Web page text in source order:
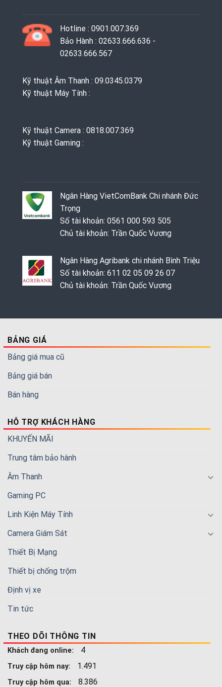
Hotline : 0901.007.369
Bảo Hành : 02633.666.636 -
02633.666.567
Kỹ thuật Âm Thanh : 09.0345.0379
Kỹ thuật Máy Tính :
Kỹ thuật Camera : 0818.007.369
Kỹ thuật Gaming ‭: ‬
Ngân Hàng VietComBank Chi nhánh Đức
Trọng
Số tài khoản: 0561 000 593 505
Chủ tài khoản: Trần Quốc Vương
Ngân Hàng Agribank chi nhánh Bình Triệu
Số tài khoản: 611 02 05 09 26 07
Chủ tài khoản: Trần Quốc Vương
BẢNG GIÁ
Bảng giá mua cũ
Bảng giá bán
Bán hàng
HỖ TRỢ KHÁCH HÀNG
KHUYẾN MÃI
Trung tâm bảo hành
Âm Thanh
Gaming PC
Linh Kiện Máy Tính
Camera Giám Sát
Thiết Bị Mạng
Thiết bị chống trộm
Định vị xe
Tin tức
THEO DÕI THÔNG TIN
Khách đang online: 4
Truy cập hôm nay: 1.491
Truy cập hôm qua: 8.386